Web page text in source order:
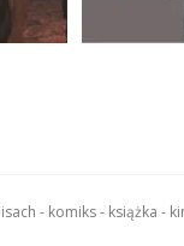
- komiks - książka -